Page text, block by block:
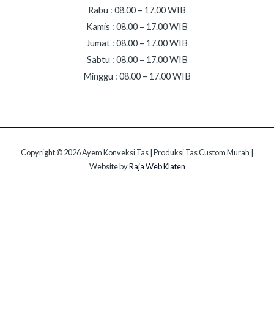
Rabu : 08.00 – 17.00 WIB
Kamis : 08.00 – 17.00 WIB
Jumat : 08.00 – 17.00 WIB
Sabtu : 08.00 – 17.00 WIB
Minggu : 08.00 – 17.00 WIB
Copyright © 2026 Ayem Konveksi Tas | Produksi Tas Custom Murah |
Website byRaja Web Klaten